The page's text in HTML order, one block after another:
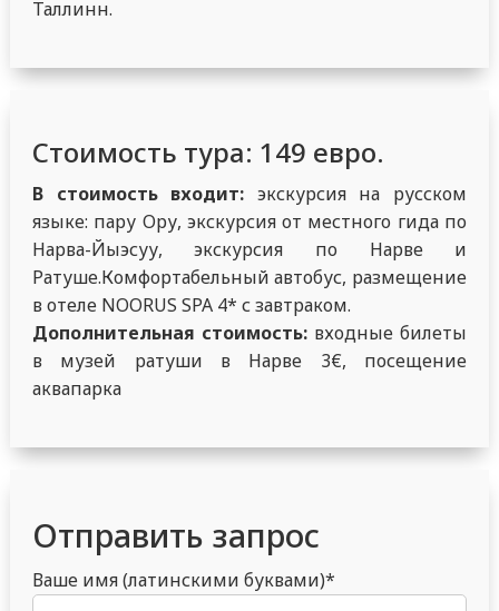
Таллинн.
Стоимость тура: 149 евро.
В стоимость входит: экскурсия на русском
языке: пару Ору, экскурсия от местного гида по
Нарва-Йыэсуу, экскурсия по Нарве и
Ратуше.Комфортабельный автобус, размещение
в отеле NOORUS SPA 4* с завтраком.
Дополнительная стоимость:входные билеты
в музей ратуши в Нарве 3€, посещение
аквапарка
Отправить запрос
Ваше имя (латинскими буквами)*